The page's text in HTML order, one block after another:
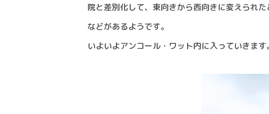
院と差別化して、東向きから西向きに変えられ
などがあるようです。
いよいよアンコール・ワット内に入っていきます。